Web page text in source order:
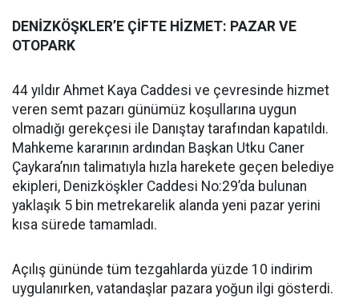
DENİZKÖŞKLER’E ÇİFTE HİZMET: PAZAR VE
OTOPARK
44 yıldır Ahmet Kaya Caddesi ve çevresinde hizmet
veren semt pazarı günümüz koşullarına uygun
olmadığı gerekçesi ile Danıştay tarafından kapatıldı.
Mahkeme kararının ardından Başkan Utku Caner
Çaykara’nın talimatıyla hızla harekete geçen belediye
ekipleri, Denizköşkler Caddesi No:29’da bulunan
yaklaşık 5 bin metrekarelik alanda yeni pazar yerini
kısa sürede tamamladı.
Açılış gününde tüm tezgahlarda yüzde 10 indirim
uygulanırken, vatandaşlar pazara yoğun ilgi gösterdi.